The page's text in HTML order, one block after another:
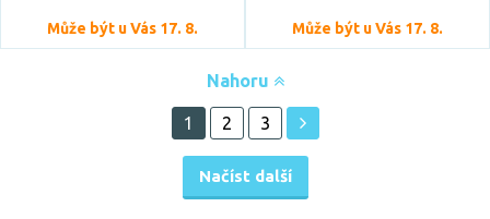
Může být u Vás 17. 8. Může být u Vás 17. 8.
Nahoru
Načíst další
1 2 3